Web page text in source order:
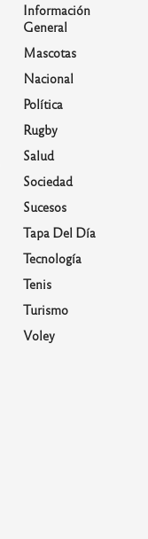
Información
General
Mascotas
Nacional
Política
Rugby
Salud
Sociedad
Sucesos
Tapa Del Día
Tecnología
Tenis
Turismo
Voley